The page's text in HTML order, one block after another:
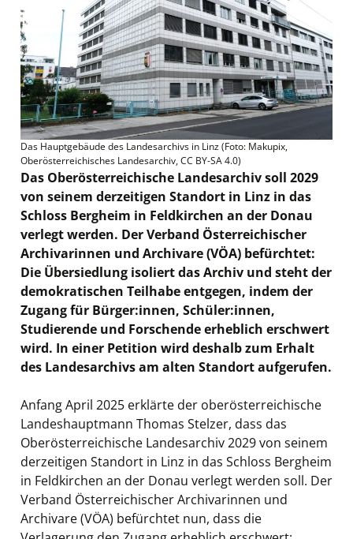
Das Hauptgebäude des Landesarchivs in Linz (Foto: Makupix,
Oberösterreichisches Landesarchiv, CC BY-SA 4.0)
Das Oberösterreichische Landesarchiv soll 2029
von seinem derzeitigen Standort in Linz in das
Schloss Bergheim in Feldkirchen an der Donau
verlegt werden. Der Verband Österreichischer
Archivarinnen und Archivare (VÖA) befürchtet:
Die Übersiedlung isoliert das Archiv und steht der
demokratischen Teilhabe entgegen, indem der
Zugang für Bürger:innen, Schüler:innen,
Studierende und Forschende erheblich erschwert
wird. In einer Petition wird deshalb zum Erhalt
des Landesarchivs am alten Standort aufgerufen.
Anfang April 2025 erklärte der oberösterreichische
Landeshauptmann Thomas Stelzer, dass das
Oberösterreichische Landesarchiv 2029 von seinem
derzeitigen Standort in Linz in das Schloss Bergheim
in Feldkirchen an der Donau verlegt werden soll. Der
Verband Österreichischer Archivarinnen und
Archivare (VÖA) befürchtet nun, dass die